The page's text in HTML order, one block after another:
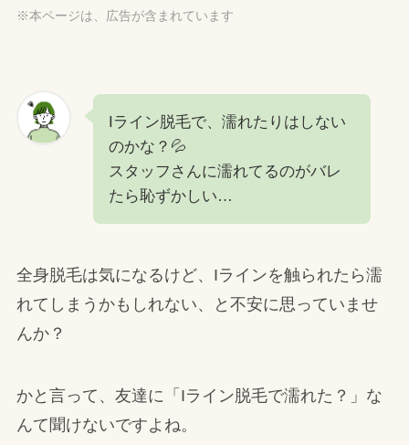
※本ページは、広告が含まれています
Iライン脱毛で、濡れたりはしない
のかな？💦
スタッフさんに濡れてるのがバレ
たら恥ずかしい…
全身脱毛は気になるけど、Iラインを触られたら濡
れてしまうかもしれない、と不安に思っていませ
んか？
かと言って、友達に「Iライン脱毛で濡れた？」な
んて聞けないですよね。